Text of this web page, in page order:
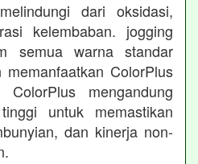
dari oksidasi,
kelembaban. jogging
semua warna standar
ColorPlus
ColorPlus mengandung
untuk memastikan
dan kinerja non-